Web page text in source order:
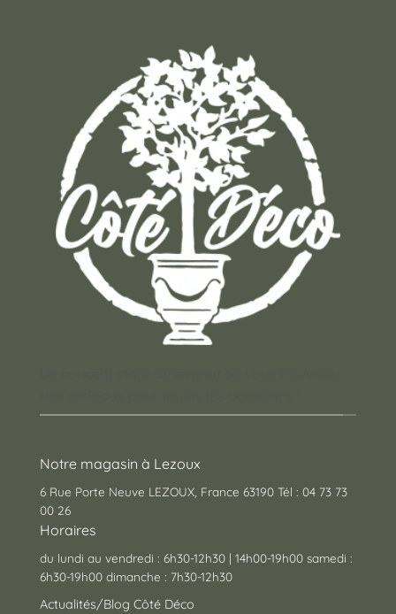
Notre magasin à Lezoux
6 Rue Porte Neuve LEZOUX, France 63190 Tél : 04 73 73
00 26
Horaires
du lundi au vendredi : 6h30-12h30 | 14h00-19h00 samedi :
6h30-19h00 dimanche : 7h30-12h30
Actualités/Blog Côté Déco